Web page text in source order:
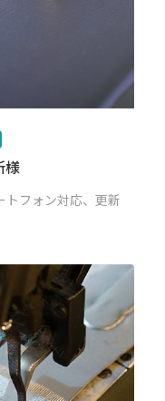
様
トフォン対応、更新